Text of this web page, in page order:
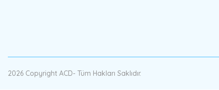
2026 Copyright ACD- Tüm Hakları Saklıdır.